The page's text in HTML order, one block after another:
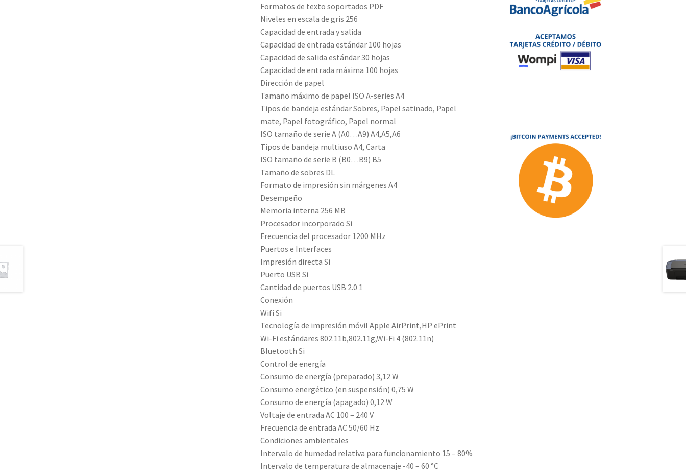
Formatos de texto soportados PDF
Niveles en escala de gris 256
Capacidad de entrada y salida
Capacidad de entrada estándar 100 hojas
Capacidad de salida estándar 30 hojas
Capacidad de entrada máxima 100 hojas
Dirección de papel
Tamaño máximo de papel ISO A-series A4
Tipos de bandeja estándar Sobres, Papel satinado, Papel
mate, Papel fotográfico, Papel normal
ISO tamaño de serie A (A0…A9) A4,A5,A6
Tipos de bandeja multiuso A4, Carta
ISO tamaño de serie B (B0…B9) B5
Tamaño de sobres DL
Formato de impresión sin márgenes A4
Desempeño
Memoria interna 256 MB
Procesador incorporado Si
Frecuencia del procesador 1200 MHz
Puertos e Interfaces
Impresión directa Si
Puerto USB Si
Cantidad de puertos USB 2.0 1
Conexión
Wifi Si
Tecnología de impresión móvil Apple AirPrint,HP ePrint
Wi-Fi estándares 802.11b,802.11g,Wi-Fi 4 (802.11n)
Bluetooth Si
Control de energía
Consumo de energía (preparado) 3,12 W
Consumo energético (en suspensión) 0,75 W
Consumo de energía (apagado) 0,12 W
Voltaje de entrada AC 100 – 240 V
Frecuencia de entrada AC 50/60 Hz
Condiciones ambientales
Intervalo de humedad relativa para funcionamiento 15 – 80%
Intervalo de temperatura de almacenaje -40 – 60 °C